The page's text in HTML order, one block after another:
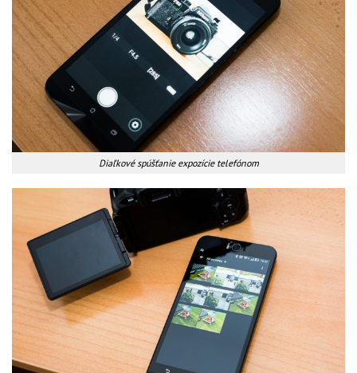
Diaľkové spúšťanie expozície telefónom